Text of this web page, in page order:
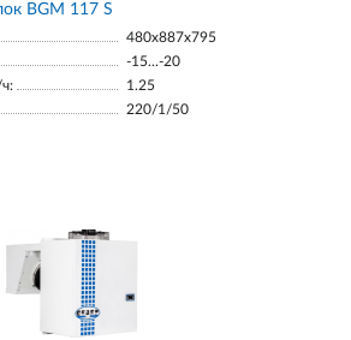
BGM 117 S
480x887x795
-15...-20
1.25
220/1/50